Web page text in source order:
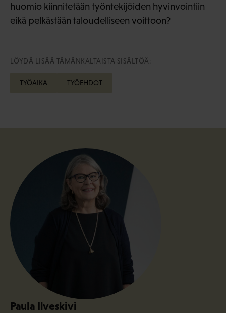
huomio kiinnitetään työntekijöiden hyvinvointiin
eikä pelkästään taloudelliseen voittoon?
LÖYDÄ LISÄÄ TÄMÄNKALTAISTA SISÄLTÖÄ:
TYÖAIKA TYÖEHDOT
Paula Ilveskivi